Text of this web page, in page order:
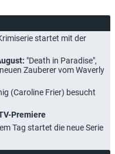
startet mit der
"Death in Paradise",
Zauberer vom Waverly
(Caroline Frier) besucht
Premiere
Tag startet die neue Serie